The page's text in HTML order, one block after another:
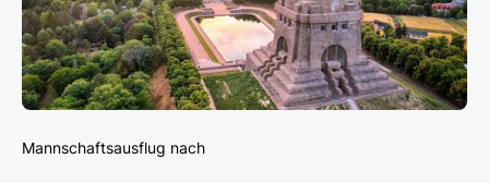
Mannschaftsausflug nach